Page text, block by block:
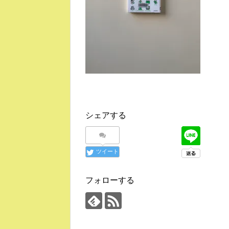
シェアする
ツイート
フォローする